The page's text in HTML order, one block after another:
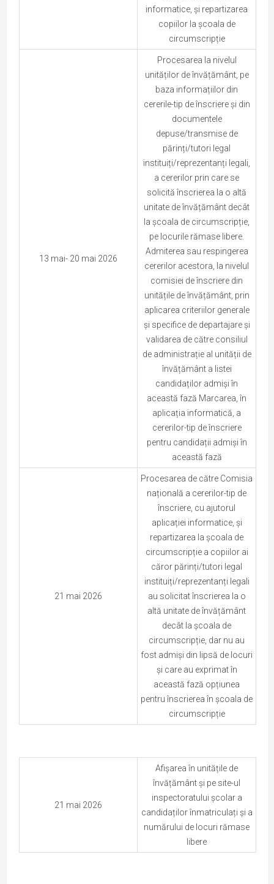
informatice, și repartizarea
copiilor la școala de
circumscripție
13 mai- 20 mai 2026
Procesarea la nivelul
unităților de învățământ, pe
baza informațiilor din
cererile-tip de înscriere și din
documentele
depuse/transmise de
părinți/tutori legal
instituiți/reprezentanți legali,
a cererilor prin care se
solicită înscrierea la o altă
unitate de învățământ decât
la școala de circumscripție,
pe locurile rămase libere.
Admiterea sau respingerea
cererilor acestora, la nivelul
comisiei de înscriere din
unitățile de învățământ, prin
aplicarea criteriilor generale
și specifice de departajare și
validarea de către consiliul
de administrație al unității de
învățământ a listei
candidaților admiși în
această fază Marcarea, în
aplicația informatică, a
cererilor-tip de înscriere
pentru candidații admiși în
această fază
21 mai 2026
Procesarea de către Comisia
națională a cererilor-tip de
înscriere, cu ajutorul
aplicației informatice, și
repartizarea la școala de
circumscripție a copiilor ai
căror părinți/tutori legal
instituiți/reprezentanți legali
au solicitat înscrierea la o
altă unitate de învățământ
decât la școala de
circumscripție, dar nu au
fost admiși din lipsă de locuri
și care au exprimat în
această fază opțiunea
pentru înscrierea în școala de
circumscripție
21 mai 2026
Afișarea în unitățile de
învățământ și pe site-ul
inspectoratului școlar a
candidaților înmatriculați și a
numărului de locuri rămase
libere